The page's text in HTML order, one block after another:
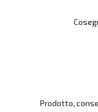
Prodotto,